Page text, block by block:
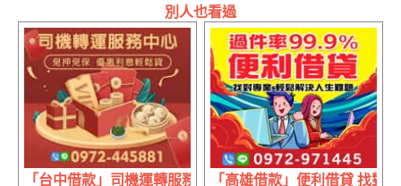
別人也看過
「台中借款」司機運轉服務中心 免押免保 | 優惠利息 輕鬆貸
「高雄借款」便利借貸 找對